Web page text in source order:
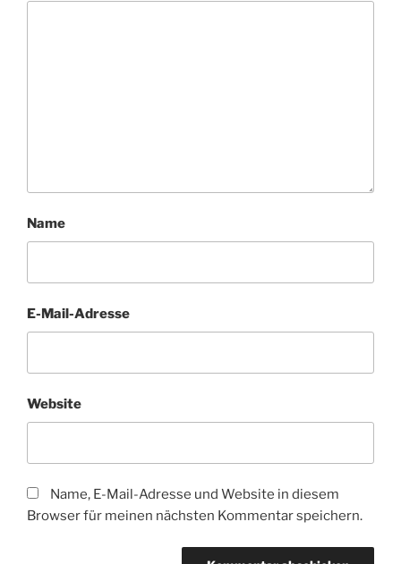
Name
E-Mail-Adresse
Website
Name, E-Mail-Adresse und Website in diesem
Browser für meinen nächsten Kommentar speichern.